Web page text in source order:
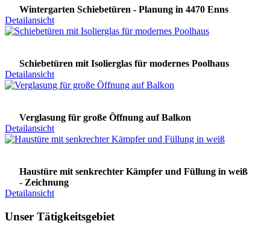
Wintergarten Schiebetüren - Planung in 4470 Enns
Detailansicht
Schiebetüren mit Isolierglas für modernes Poolhaus
Detailansicht
Verglasung für große Öffnung auf Balkon
Detailansicht
Haustüre mit senkrechter Kämpfer und Füllung in weiß
- Zeichnung
Detailansicht
Unser Tätigkeitsgebiet